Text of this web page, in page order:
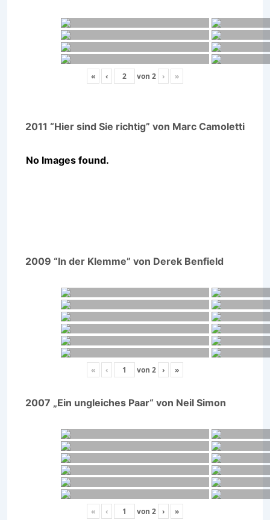
« ‹ von 2 › »
2011 “Hier sind Sie richtig” von Marc Camoletti
No Images found.
2009 “In der Klemme” von Derek Benfield
« ‹ von 2 › »
2007 „Ein ungleiches Paar“ von Neil Simon
« ‹ von 2 › »